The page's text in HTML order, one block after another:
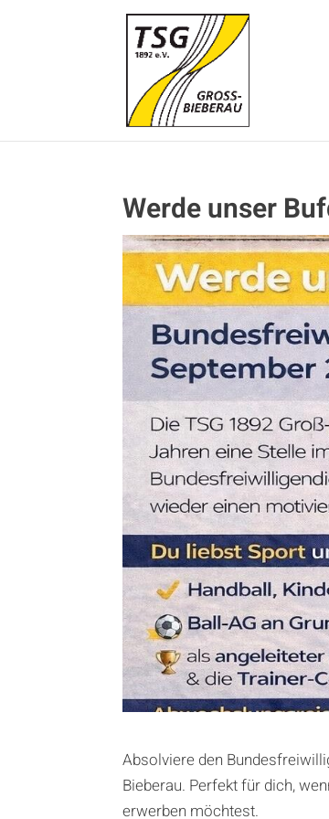
Werde unser
Absolviere den
Bieberau. Perfekt für dich,
erwerben möchtest.